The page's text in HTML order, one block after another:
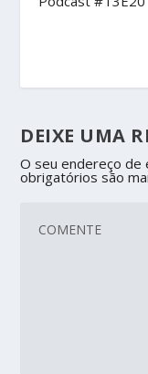
DEIXE UMA
O seu endereço de
obrigatórios são